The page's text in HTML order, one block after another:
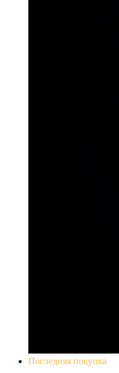
Последняя покупка